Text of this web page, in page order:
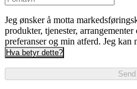
Jeg ønsker å motta
produkter, tjenester,
preferanser og min atferd. Jeg kan
Hva betyr dette?